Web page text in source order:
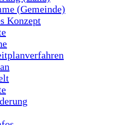
(Gemeinde)
Konzept